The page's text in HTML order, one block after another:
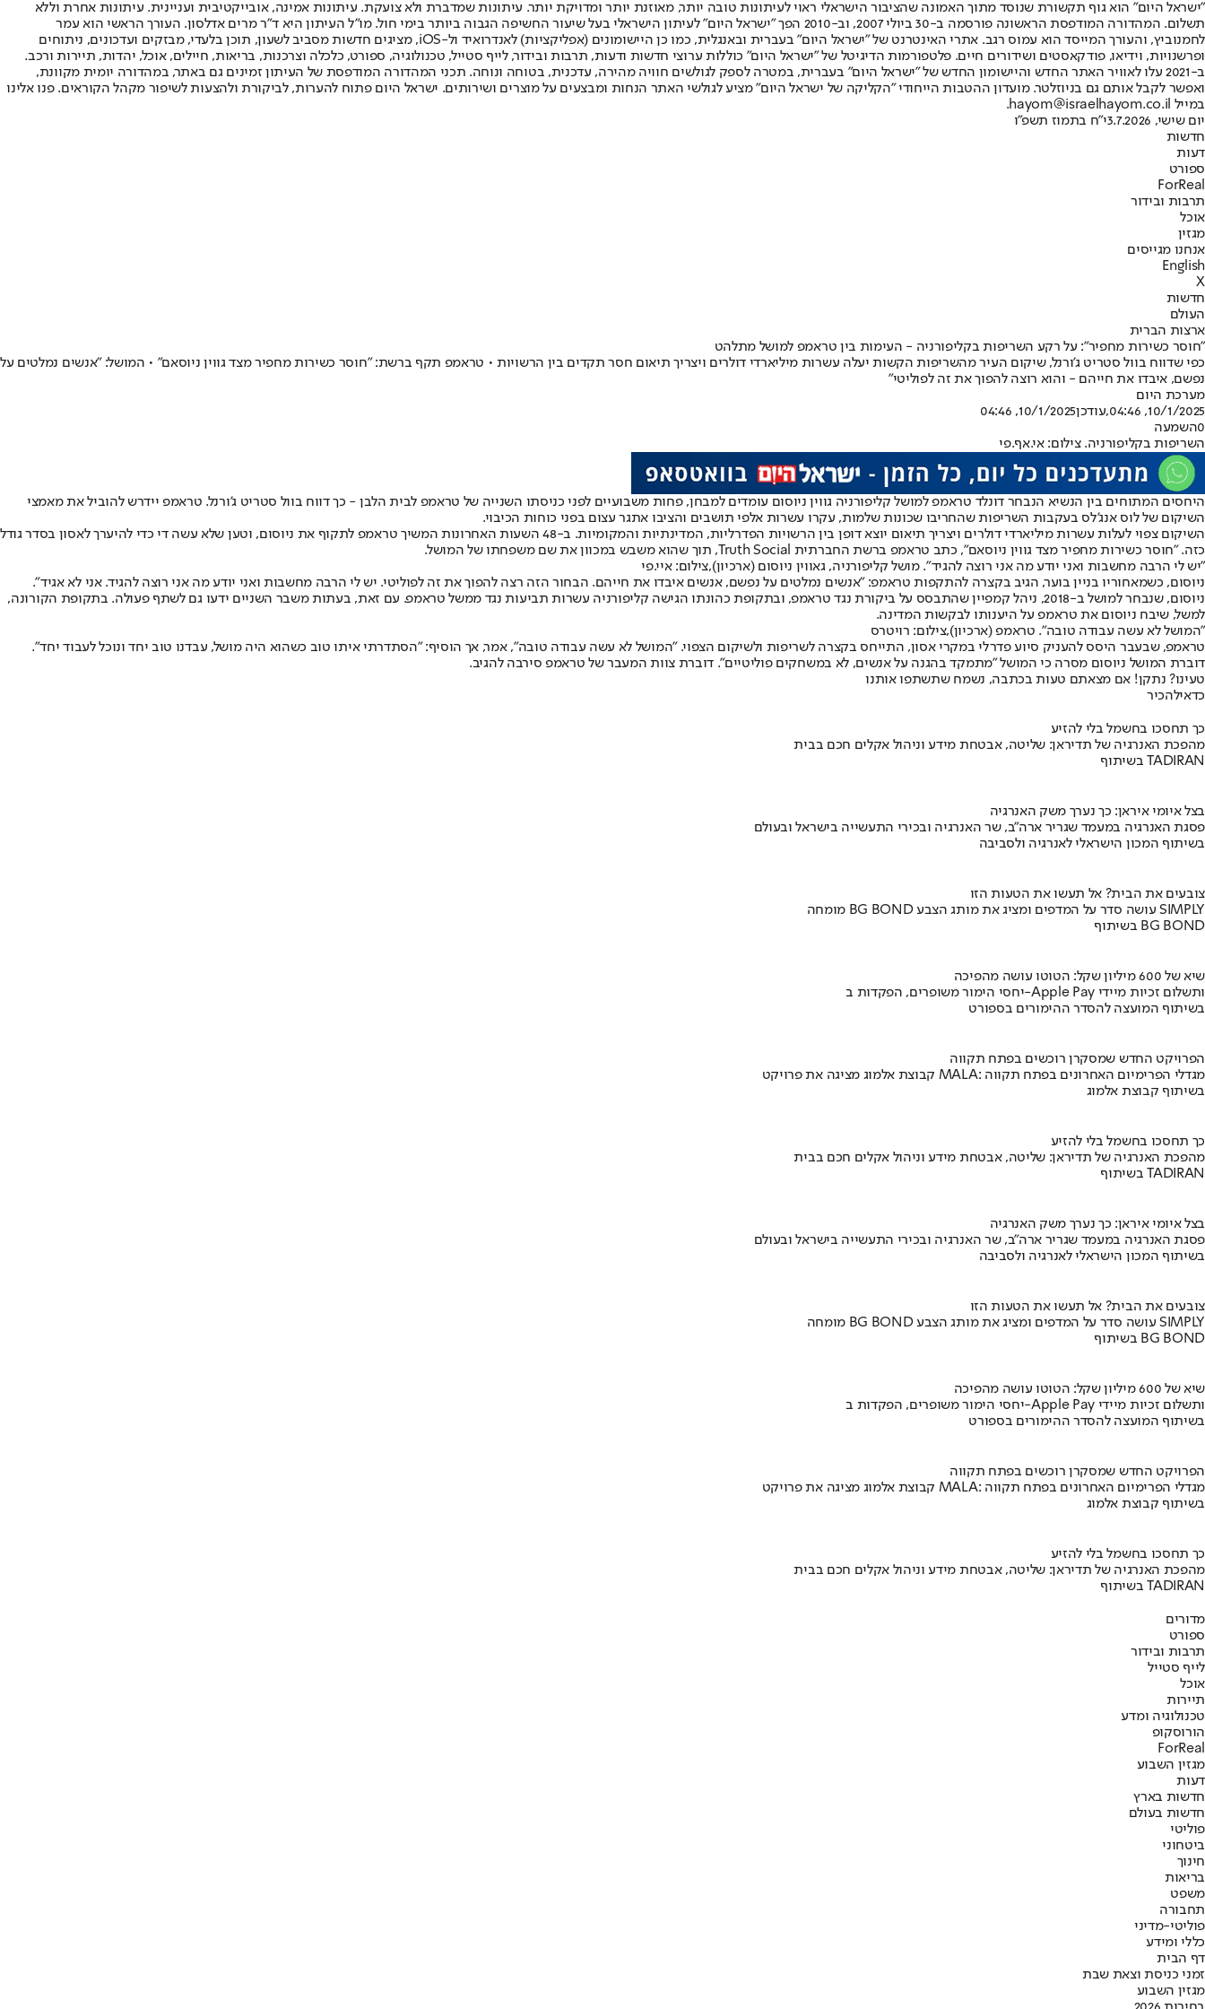
"ישראל היום" הוא גוף תקשורת שנוסד מתוך האמונה שהציבור הישראלי ראוי לעיתונות טובה יותר, מאוזנת יותר ומדויקת יותר. עיתונות שמדברת ולא צועקת. עיתונות אמינה, אובייקטיבית ועניינית. עיתונות אחרת וללא
תשלום. המהדורה המודפסת הראשונה פורסמה ב-30 ביולי 2007, וב-2010 הפך "ישראל היום" לעיתון הישראלי בעל שיעור החשיפה הגבוה ביותר בימי חול. מו"ל העיתון היא ד"ר מרים אדלסון. העורך הראשי הוא עמר
לחמנוביץ, והעורך המייסד הוא עמוס רגב. אתרי האינטרנט של "ישראל היום" בעברית ובאנגלית, כמו כן היישומונים (אפליקציות) לאנדרואיד ול-iOS, מציגים חדשות מסביב לשעון, תוכן בלעדי, מבזקים ועדכונים, ניתוחים
ופרשנויות, וידיאו, פודקאסטים ושידורים חיים. פלטפורמות הדיגיטל של "ישראל היום" כוללות ערוצי חדשות ודעות, תרבות ובידור, לייף סטייל, טכנולוגיה, ספורט, כלכלה וצרכנות, בריאות, חיילים, אוכל, יהדות, תיירות ורכב.
ב-2021 עלו לאוויר האתר החדש והיישומון החדש של "ישראל היום" בעברית, במטרה לספק לגולשים חוויה מהירה, עדכנית, בטוחה ונוחה. תכני המהדורה המודפסת של העיתון זמינים גם באתר, במהדורה יומית מקוונת,
ואפשר לקבל אותם גם בניוזלטר. מועדון ההטבות הייחודי "הקליקה של ישראל היום" מציע לגולשי האתר הנחות ומבצעים על מוצרים ושירותים. ישראל היום פתוח להערות, לביקורת ולהצעות לשיפור מקהל הקוראים. פנו אלינו
במייל hayom@israelhayom.co.il.
יום שישי, 3.7.2026
י"ח בתמוז תשפ"ו
חדשות
דעות
ספורט
ForReal
תרבות ובידור
אוכל
מגזין
אנחנו מגייסים
English
X
חדשות
העולם
ארצות הברית
"חוסר כשירות מחפיר": על רקע השריפות בקליפורניה - העימות בין טראמפ למושל מתלהט
כפי שדווח בוול סטריט ג'ורנל, שיקום העיר מהשריפות הקשות יעלה עשרות מיליארדי דולרים ויצריך תיאום חסר תקדים בין הרשויות • טראמפ תקף ברשת: "חוסר כשירות מחפיר מצד גווין ניוסאם" • המושל: "אנשים נמלטים על
נפשם, איבדו את חייהם - והוא רוצה להפוך את זה לפוליטי"
מערכת היום
10/1/2025, 04:46
,עודכן10/1/2025, 04:46
0השמעה
השריפות בקליפורניה. צילום: אי.אף.פי
היחסים המתוחים בין הנשיא הנבחר דונלד טראמפ למושל קליפורניה גווין ניוסום עומדים למבחן, פחות משבועיים לפני כניסתו השנייה של טראמפ לבית הלבן - כך דווח בוול סטריט ג'ורנל. טראמפ יידרש להוביל את מאמצי
השיקום של לוס אנג'לס בעקבות השריפות שהחריבו שכונות שלמות, עקרו עשרות אלפי תושבים והציבו אתגר עצום בפני כוחות הכיבוי.
השיקום צפוי לעלות עשרות מיליארדי דולרים ויצריך תיאום יוצא דופן בין הרשויות הפדרליות, המדינתיות והמקומיות. ב-48 השעות האחרונות המשיך טראמפ לתקוף את ניוסום, וטען שלא עשה די כדי להיערך לאסון בסדר גודל
כזה. "חוסר כשירות מחפיר מצד גווין ניוסאם", כתב טראמפ ברשת החברתית Truth Social, תוך שהוא משבש במכוון את שם משפחתו של המושל.
"יש לי הרבה מחשבות ואני יודע מה אני רוצה להגיד". מושל קליפורניה, גאווין ניוסום (ארכיון),צילום: איי.פי
ניוסום, כשמאחוריו בניין בוער, הגיב בקצרה להתקפות טראמפ: "אנשים נמלטים על נפשם, אנשים איבדו את חייהם. הבחור הזה רצה להפוך את זה לפוליטי. יש לי הרבה מחשבות ואני יודע מה אני רוצה להגיד. אני לא אגיד".
ניוסום, שנבחר למושל ב-2018, ניהל קמפיין שהתבסס על ביקורת נגד טראמפ, ובתקופת כהונתו הגישה קליפורניה עשרות תביעות נגד ממשל טראמפ. עם זאת, בעתות משבר השניים ידעו גם לשתף פעולה. בתקופת הקורונה,
למשל, שיבח ניוסום את טראמפ על היענותו לבקשות המדינה.
"המושל לא עשה עבודה טובה". טראמפ (ארכיון),צילום: רויטרס
טראמפ, שבעבר היסס להעניק סיוע פדרלי במקרי אסון, התייחס בקצרה לשריפות ולשיקום הצפוי. "המושל לא עשה עבודה טובה", אמר, אך הוסיף: "הסתדרתי איתו טוב כשהוא היה מושל, עבדנו טוב יחד ונוכל לעבוד יחד".
דוברת המושל ניוסום מסרה כי המושל "מתמקד בהגנה על אנשים, לא במשחקים פוליטיים". דוברת צוות המעבר של טראמפ סירבה להגיב.
טעינו? נתקן! אם מצאתם טעות בכתבה, נשמח שתשתפו אותנו
כדאילהכיר
כך תחסכו בחשמל בלי להזיע
מהפכת האנרגיה של תדיראן: שליטה, אבטחת מידע וניהול אקלים חכם בבית
בשיתוף TADIRAN
בצל איומי איראן: כך נערך משק האנרגיה
פסגת האנרגיה במעמד שגריר ארה"ב, שר האנרגיה ובכירי התעשייה בישראל ובעולם
בשיתוף המכון הישראלי לאנרגיה ולסביבה
צובעים את הבית? אל תעשו את הטעות הזו
מומחה BG BOND עושה סדר על המדפים ומציג את מותג הצבע SIMPLY
בשיתוף BG BOND
שיא של 600 מיליון שקל: הטוטו עושה מהפיכה
יחסי הימור משופרים, הפקדות ב-Apple Pay ותשלום זכיות מיידי
בשיתוף המועצה להסדר ההימורים בספורט
הפרויקט החדש שמסקרן רוכשים בפתח תקווה
קבוצת אלמוג מציגה את פרויקט MALA: מגדלי הפרימיום האחרונים בפתח תקווה
בשיתוף קבוצת אלמוג
כך תחסכו בחשמל בלי להזיע
מהפכת האנרגיה של תדיראן: שליטה, אבטחת מידע וניהול אקלים חכם בבית
בשיתוף TADIRAN
בצל איומי איראן: כך נערך משק האנרגיה
פסגת האנרגיה במעמד שגריר ארה"ב, שר האנרגיה ובכירי התעשייה בישראל ובעולם
בשיתוף המכון הישראלי לאנרגיה ולסביבה
צובעים את הבית? אל תעשו את הטעות הזו
מומחה BG BOND עושה סדר על המדפים ומציג את מותג הצבע SIMPLY
בשיתוף BG BOND
שיא של 600 מיליון שקל: הטוטו עושה מהפיכה
יחסי הימור משופרים, הפקדות ב-Apple Pay ותשלום זכיות מיידי
בשיתוף המועצה להסדר ההימורים בספורט
הפרויקט החדש שמסקרן רוכשים בפתח תקווה
קבוצת אלמוג מציגה את פרויקט MALA: מגדלי הפרימיום האחרונים בפתח תקווה
בשיתוף קבוצת אלמוג
כך תחסכו בחשמל בלי להזיע
מהפכת האנרגיה של תדיראן: שליטה, אבטחת מידע וניהול אקלים חכם בבית
בשיתוף TADIRAN
מדורים
ספורט
תרבות ובידור
לייף סטייל
אוכל
תיירות
טכנולוגיה ומדע
הורוסקופ
ForReal
מגזין השבוע
דעות
חדשות בארץ
חדשות בעולם
פוליטי
ביטחוני
חינוך
בריאות
משפט
תחבורה
פוליטי-מדיני
כללי ומידע
דף הבית
זמני כניסת וצאת שבת
מגזין השבוע